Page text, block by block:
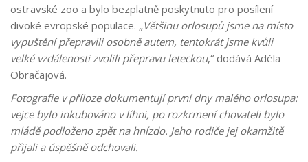
ostravské zoo a bylo bezplatně poskytnuto pro posílení
divoké evropské populace. „Většinu orlosupů jsme na místo
vypuštění přepravili osobně autem, tentokrát jsme kvůli
velké vzdálenosti zvolili přepravu leteckou,“ dodává Adéla
Obračajová.
Fotografie v příloze dokumentují první dny malého orlosupa:
vejce bylo inkubováno v líhni, po rozkrmení chovateli bylo
mládě podloženo zpět na hnízdo. Jeho rodiče jej okamžitě
přijali a úspěšně odchovali.